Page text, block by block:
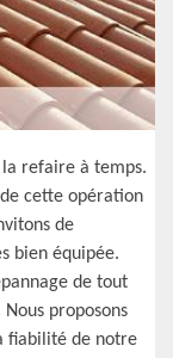
la refaire à temps.
cette opération
de
bien équipée.
de tout
proposons
fiabilité de notre